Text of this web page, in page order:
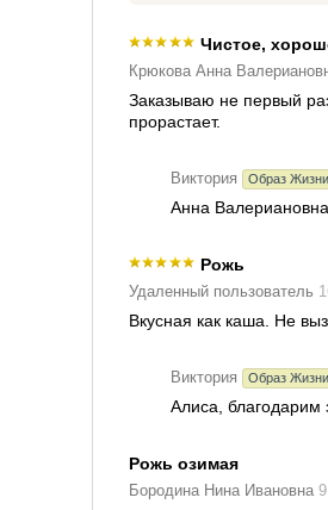
Чистое,
Крюкова Анна
Заказываю не первый
прорастает.
Виктория Образ Жизни
Анна
Рожь
Удаленный пользователь
Вкусная как каша. Не
Виктория Образ Жизни
Алиса, благодарим
Рожь озимая
Бородина Нина Ивановна